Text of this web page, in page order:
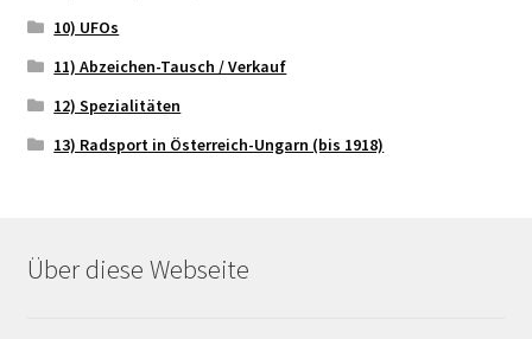
10) UFOs
11) Abzeichen-Tausch / Verkauf
12) Spezialitäten
13) Radsport in Österreich-Ungarn (bis 1918)
Über diese Webseite